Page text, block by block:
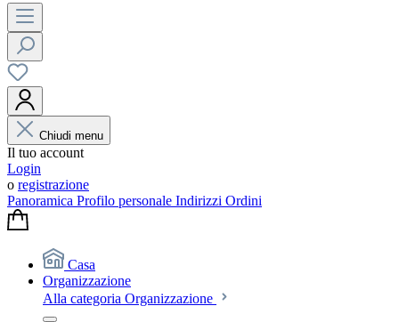
Chiudi menu
Il tuo account
Login
o registrazione
Panoramica Profilo personale Indirizzi Ordini
Casa
Organizzazione
Alla categoria Organizzazione